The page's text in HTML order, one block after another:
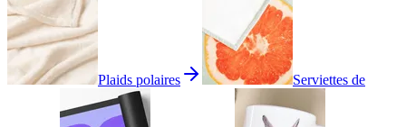
Plaids polaires Serviettes de